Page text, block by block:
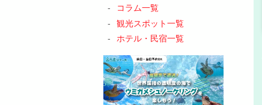
コラム一覧
観光スポット一覧
ホテル・民宿一覧